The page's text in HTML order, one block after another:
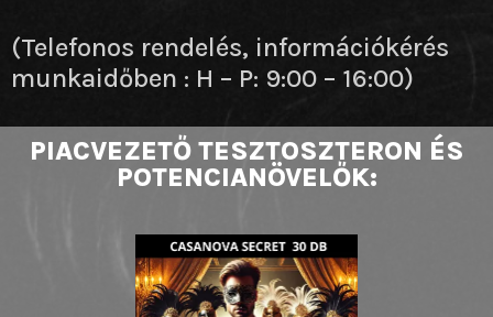
PIACVEZETŐ TESZTOSZTERON ÉS
POTENCIANÖVELŐK:
(Telefonos rendelés, információkérés
munkaidőben : H – P: 9:00 – 16:00)